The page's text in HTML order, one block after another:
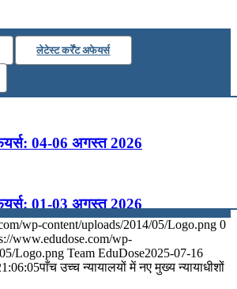
लेटेस्ट कर्रेंट अफेयर्स
04-06 अगस्त 2026
01-03 अगस्त 2026
28-31 जुलाई 2026
wp-content/uploads/2014/05/Logo.png 0
www.edudose.com/wp-
Logo.png Team EduDose2025-07-16
पाँच उच्च न्यायालयों में नए मुख्य न्यायाधीशों